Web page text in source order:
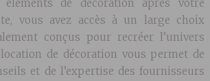
de décoration après votre
vous avez accès à un large choix
conçus pour recréer l’univers
location de décoration vous permet de
et de l’expertise des fournisseurs